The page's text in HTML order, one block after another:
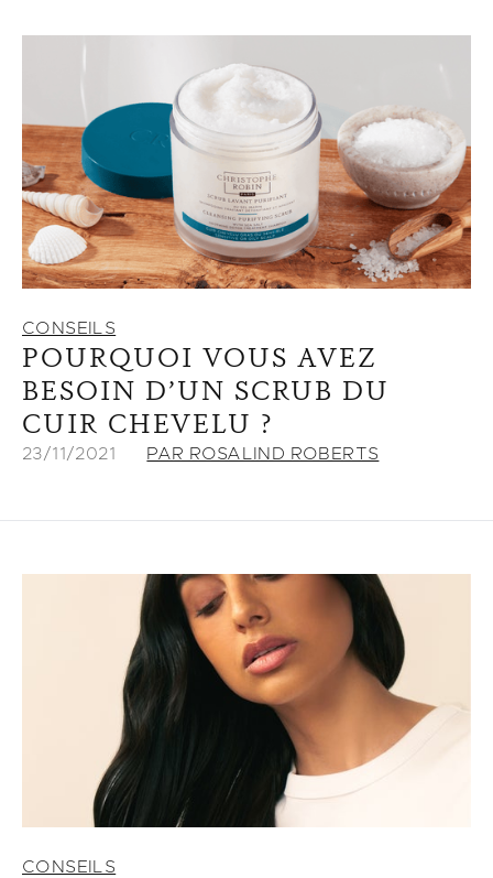
CONSEILS
POURQUOI VOUS AVEZ
BESOIN D’UN SCRUB DU
CUIR CHEVELU ?
23/11/2021 PAR ROSALIND ROBERTS
CONSEILS